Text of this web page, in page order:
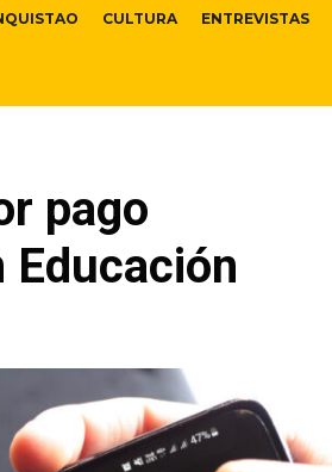
CULTURA ENTREVISTAS
pago
Educación